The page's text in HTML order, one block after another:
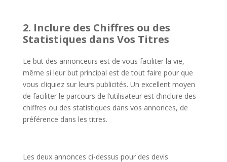
2. Inclure des Chiffres ou des
Statistiques dans Vos Titres
Le but des annonceurs est de vous faciliter la vie,
même si leur but principal est de tout faire pour que
vous cliquiez sur leurs publicités. Un excellent moyen
de faciliter le parcours de l’utilisateur est d’inclure des
chiffres ou des statistiques dans vos annonces, de
préférence dans les titres.
Les deux annonces ci-dessus pour des devis